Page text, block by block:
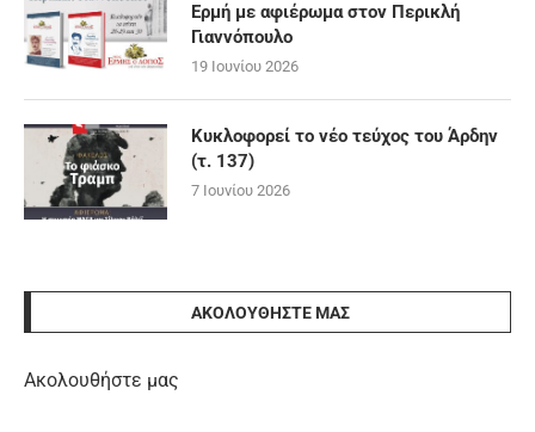
Ερμή με αφιέρωμα στον Περικλή
Γιαννόπουλο
19 Ιουνίου 2026
Κυκλοφορεί το νέο τεύχος του Άρδην
(τ. 137)
7 Ιουνίου 2026
ΑΚΟΛΟΥΘΉΣΤΕ ΜΑΣ
Ακολουθήστε μας